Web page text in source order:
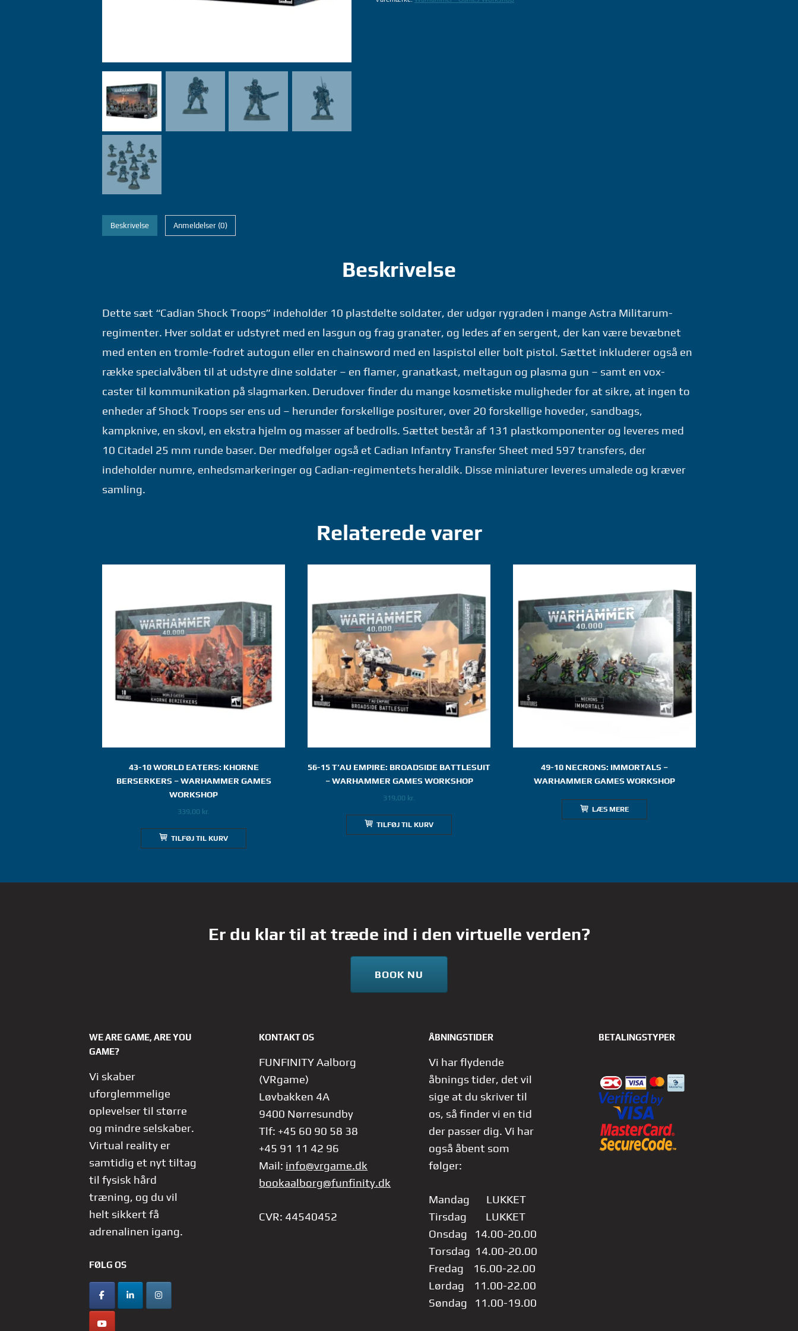
Beskrivelse Anmeldelser (0)
Beskrivelse
Dette sæt “Cadian Shock Troops” indeholder 10 plastdelte soldater, der udgør rygraden i mange Astra Militarum-
regimenter. Hver soldat er udstyret med en lasgun og frag granater, og ledes af en sergent, der kan være bevæbnet
med enten en tromle-fodret autogun eller en chainsword med en laspistol eller bolt pistol. Sættet inkluderer også en
række specialvåben til at udstyre dine soldater – en flamer, granatkast, meltagun og plasma gun – samt en vox-
caster til kommunikation på slagmarken. Derudover finder du mange kosmetiske muligheder for at sikre, at ingen to
enheder af Shock Troops ser ens ud – herunder forskellige positurer, over 20 forskellige hoveder, sandbags,
kampknive, en skovl, en ekstra hjelm og masser af bedrolls. Sættet består af 131 plastkomponenter og leveres med
10 Citadel 25 mm runde baser. Der medfølger også et Cadian Infantry Transfer Sheet med 597 transfers, der
indeholder numre, enhedsmarkeringer og Cadian-regimentets heraldik. Disse miniaturer leveres umalede og kræver
samling.
Relaterede varer
43-10 WORLD EATERS: KHORNE
BERSERKERS – WARHAMMER GAMES
WORKSHOP
339,00 kr.
TILFØJ TIL KURV
56-15 T’AU EMPIRE: BROADSIDE BATTLESUIT
– WARHAMMER GAMES WORKSHOP
319,00 kr.
TILFØJ TIL KURV
49-10 NECRONS: IMMORTALS –
WARHAMMER GAMES WORKSHOP
LÆS MERE
Er du klar til at træde ind i den virtuelle verden?
BOOK NU
WE ARE GAME, ARE YOU
GAME?
Vi skaber
uforglemmelige
oplevelser til større
og mindre selskaber.
Virtual reality er
samtidig et nyt tiltag
til fysisk hård
træning, og du vil
helt sikkert få
adrenalinen igang.
FØLG OS
KONTAKT OS
FUNFINITY Aalborg
(VRgame)
Løvbakken 4A
9400 Nørresundby
Tlf: +45 60 90 58 38
+45 91 11 42 96
Mail: info@vrgame.dk
bookaalborg@funfinity.dk
CVR: 44540452
ÅBNINGSTIDER
Vi har flydende
åbnings tider, det vil
sige at du skriver til
os, så finder vi en tid
der passer dig. Vi har
også åbent som
følger:
Mandag LUKKET
Tirsdag LUKKET
Onsdag 14.00-20.00
Torsdag 14.00-20.00
Fredag 16.00-22.00
Lørdag 11.00-22.00
Søndag 11.00-19.00
BETALINGSTYPER